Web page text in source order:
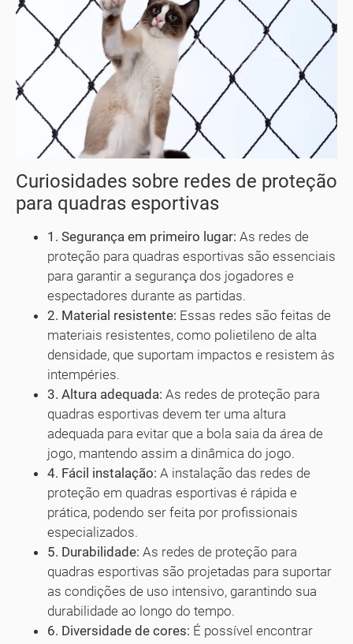
Curiosidades sobre redes de proteção
para quadras esportivas
1. Segurança em primeiro lugar: As redes de
proteção para quadras esportivas são essenciais
para garantir a segurança dos jogadores e
espectadores durante as partidas.
2. Material resistente: Essas redes são feitas de
materiais resistentes, como polietileno de alta
densidade, que suportam impactos e resistem às
intempéries.
3. Altura adequada: As redes de proteção para
quadras esportivas devem ter uma altura
adequada para evitar que a bola saia da área de
jogo, mantendo assim a dinâmica do jogo.
4. Fácil instalação: A instalação das redes de
proteção em quadras esportivas é rápida e
prática, podendo ser feita por profissionais
especializados.
5. Durabilidade: As redes de proteção para
quadras esportivas são projetadas para suportar
as condições de uso intensivo, garantindo sua
durabilidade ao longo do tempo.
6. Diversidade de cores: É possível encontrar